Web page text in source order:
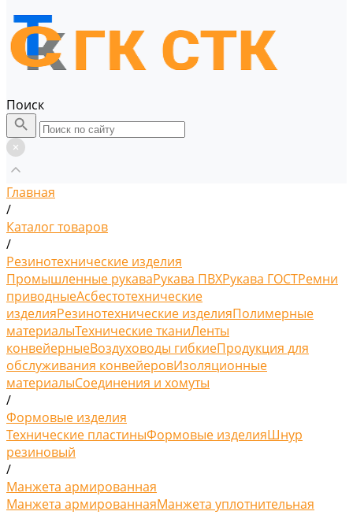
Поиск
Главная
/
Каталог товаров
/
Резинотехнические изделия
Промышленные рукаваРукава ПВХРукава ГОСТРемни
приводныеАсбестотехнические
изделияРезинотехнические изделияПолимерные
материалыТехнические тканиЛенты
конвейерныеВоздуховоды гибкиеПродукция для
обслуживания конвейеровИзоляционные
материалыСоединения и хомуты
/
Формовые изделия
Технические пластиныФормовые изделияШнур
резиновый
/
Манжета армированная
Манжета армированнаяМанжета уплотнительная